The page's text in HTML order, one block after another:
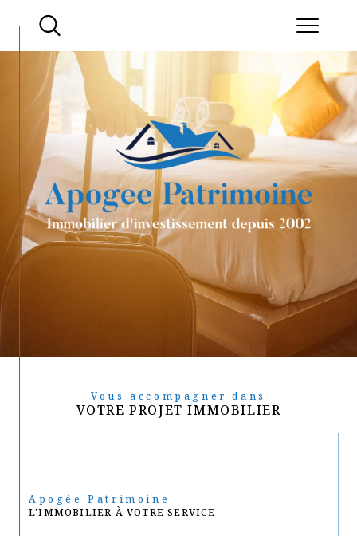
Vous accompagner dans
VOTRE PROJET IMMOBILIER
Apogée Patrimoine
L'IMMOBILIER À VOTRE SERVICE